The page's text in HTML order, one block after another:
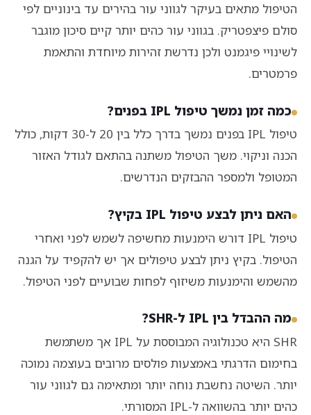
הטיפול מתאים בעיקר לגווני עור בהירים עד בינוניים לפי
סולם פיצפטריק. בגווני עור כהים יותר קיים סיכון מוגבר
לשינויי פיגמנט ולכן נדרשת זהירות מיוחדת והתאמת
פרמטרים.
כמה זמן נמשך טיפול IPL בפנים?
טיפול IPL בפנים נמשך בדרך כלל בין 20 ל-30 דקות, כולל
הכנה וניקוי. משך הטיפול משתנה בהתאם לגודל האזור
המטופל ולמספר ההבזקים הנדרשים.
האם ניתן לבצע טיפול IPL בקיץ?
טיפול IPL דורש הימנעות מחשיפה לשמש לפני ואחרי
הטיפול. בקיץ ניתן לבצע טיפולים אך יש להקפיד על הגנה
מהשמש והימנעות משיזוף לפחות שבועיים לפני הטיפול.
מה ההבדל בין IPL ל-SHR?
SHR היא טכנולוגיה המבוססת על IPL אך משתמשת
בחימום הדרגתי באמצעות פולסים מרובים בעוצמה נמוכה
יותר. השיטה נחשבת נוחה יותר ומתאימה גם לגווני עור
כהים יותר בהשוואה ל-IPL המסורתי.